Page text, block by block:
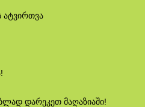
ატვირთვა
დარეკეთ მაღაზიაში!